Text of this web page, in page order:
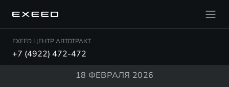
EXEED ЦЕНТР АВТОТРАКТ
+7 (4922) 472-472
18 ФЕВРАЛЯ 2026